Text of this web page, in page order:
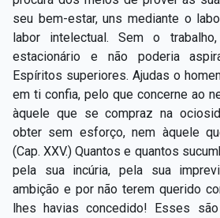
seu bem-estar, uns mediante o
labor intelectual. Sem o
estacionário e não poderia
Espíritos superiores. Ajudas o
em ti confia, pelo que concerne ao
àquele que se compraz na
obter sem esforço, nem àquele
(Cap. XXV.) Quantos e quantos
pela sua incúria, pela sua
ambição e por não terem querido
lhes havias concedido! Esses